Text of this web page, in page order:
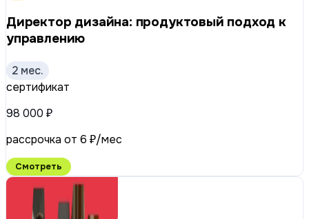
Директор дизайна: продуктовый подход к
управлению
2 мес.
сертификат
98 000 ₽
рассрочка от 6 ₽/мес
Смотреть